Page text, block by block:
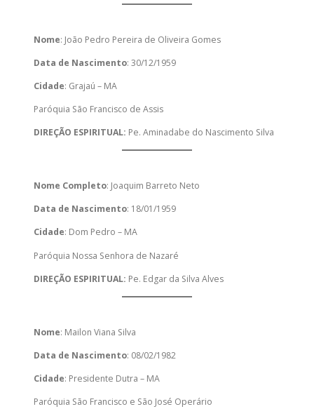
Nome: João Pedro Pereira de Oliveira Gomes
Data de Nascimento: 30/12/1959
Cidade: Grajaú – MA
Paróquia São Francisco de Assis
DIREÇÃO ESPIRITUAL: Pe. Aminadabe do Nascimento Silva
Nome Completo: Joaquim Barreto Neto
Data de Nascimento: 18/01/1959
Cidade: Dom Pedro – MA
Paróquia Nossa Senhora de Nazaré
DIREÇÃO ESPIRITUAL: Pe. Edgar da Silva Alves
Nome: Mailon Viana Silva
Data de Nascimento: 08/02/1982
Cidade: Presidente Dutra – MA
Paróquia São Francisco e São José Operário